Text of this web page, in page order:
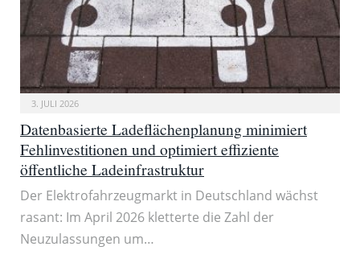
3. JULI 2026
Datenbasierte Ladeflächenplanung minimiert
Fehlinvestitionen und optimiert effiziente
öffentliche Ladeinfrastruktur
Der Elektrofahrzeugmarkt in Deutschland wächst
rasant: Im April 2026 kletterte die Zahl der
Neuzulassungen um…